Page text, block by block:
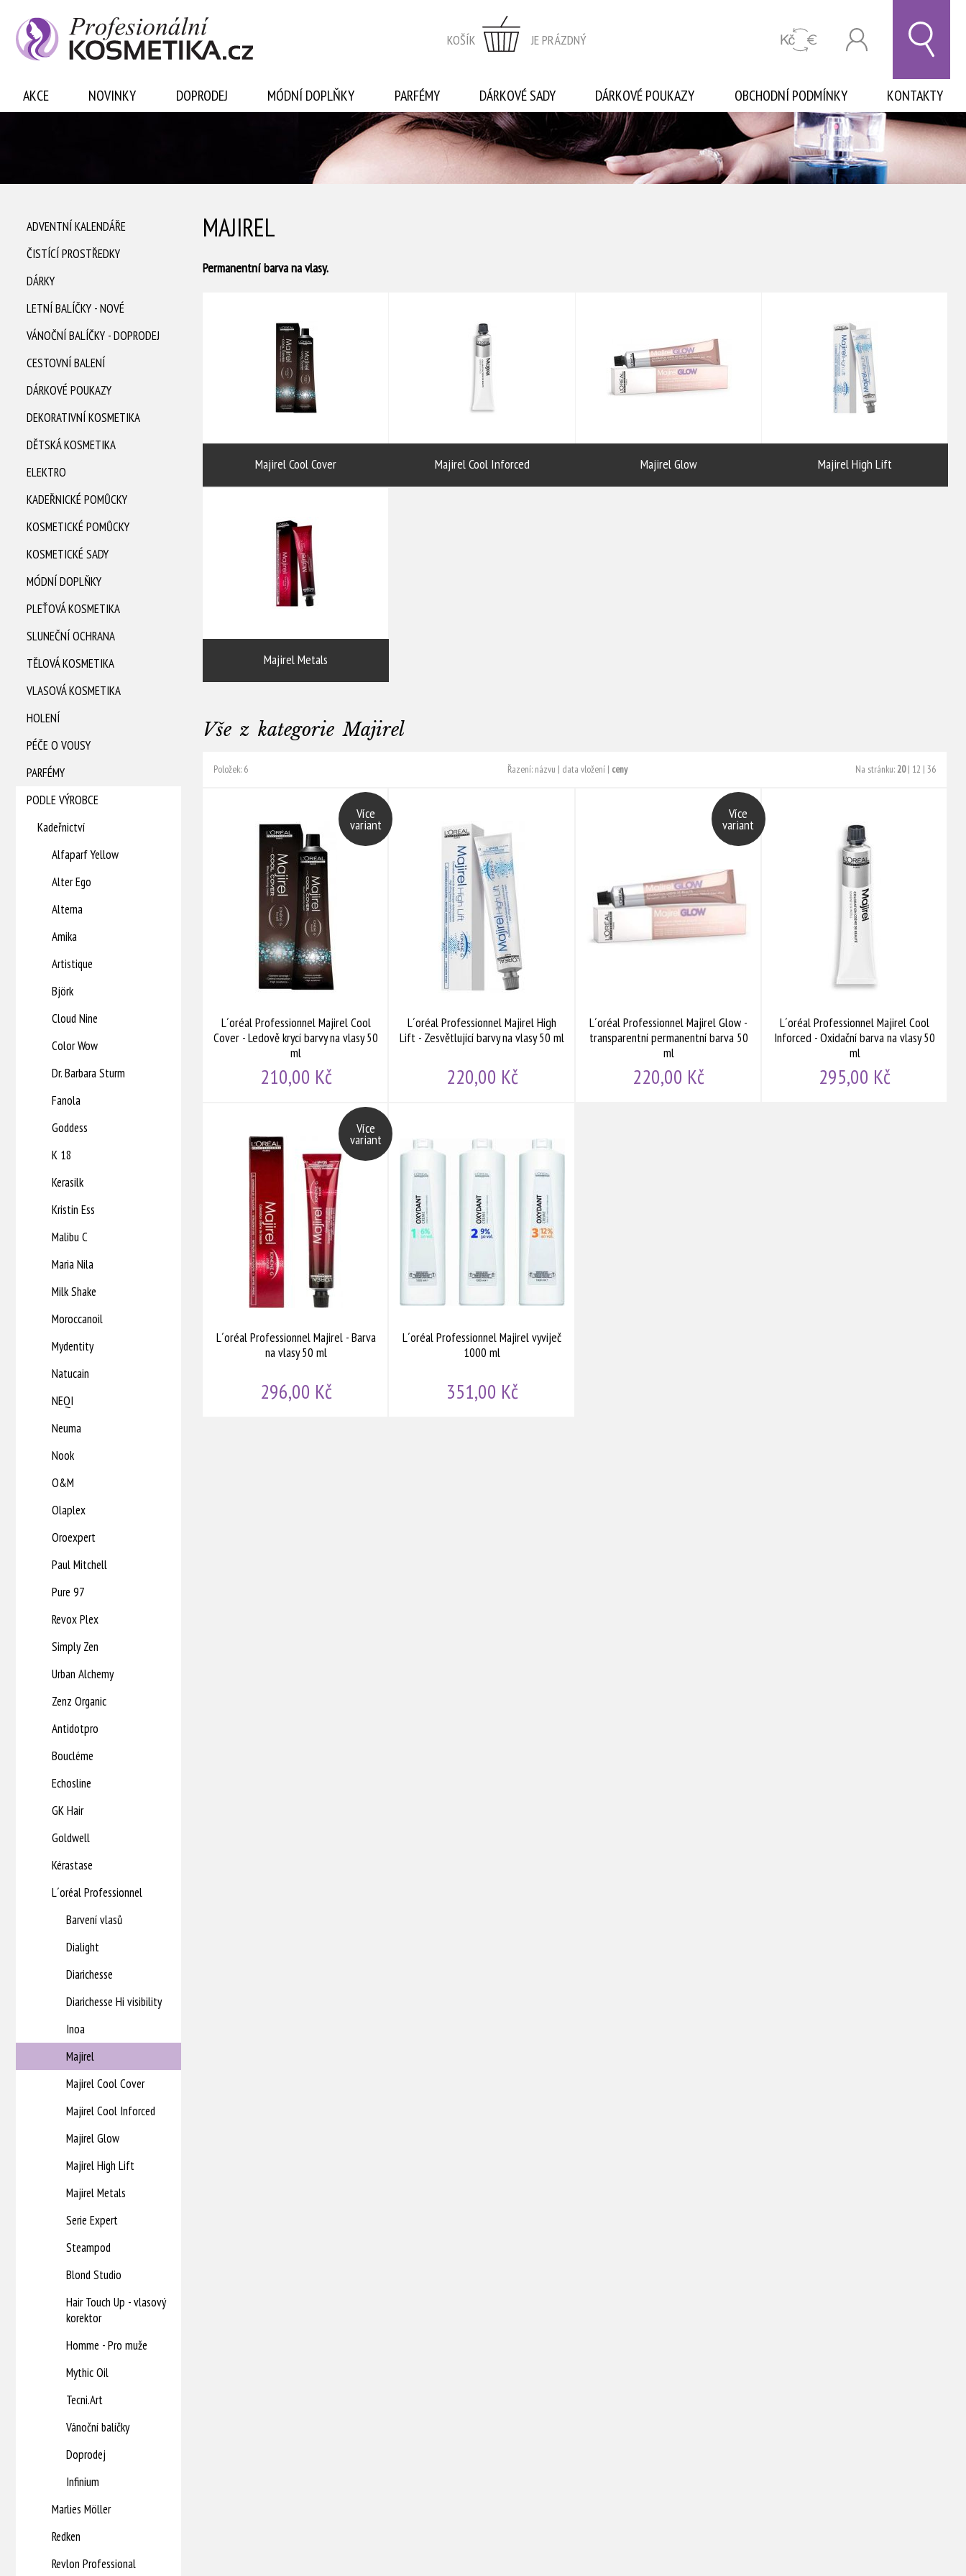
KOŠÍK JE PRÁZDNÝ
AKCE NOVINKY DOPRODEJ MÓDNÍ DOPLŇKY PARFÉMY DÁRKOVÉ SADY DÁRKOVÉ POUKAZY OBCHODNÍ PODMÍNKY KONTAKTY
ADVENTNÍ KALENDÁŘE
ČISTÍCÍ PROSTŘEDKY
DÁRKY
LETNÍ BALÍČKY - NOVÉ
VÁNOČNÍ BALÍČKY - DOPRODEJ
CESTOVNÍ BALENÍ
DÁRKOVÉ POUKAZY
DEKORATIVNÍ KOSMETIKA
DĚTSKÁ KOSMETIKA
ELEKTRO
KADEŘNICKÉ POMŮCKY
KOSMETICKÉ POMŮCKY
KOSMETICKÉ SADY
MÓDNÍ DOPLŇKY
PLEŤOVÁ KOSMETIKA
SLUNEČNÍ OCHRANA
TĚLOVÁ KOSMETIKA
VLASOVÁ KOSMETIKA
HOLENÍ
PÉČE O VOUSY
PARFÉMY
PODLE VÝROBCE
Kadeřnictví
Alfaparf Yellow
Alter Ego
Alterna
Amika
Artistique
Björk
Cloud Nine
Color Wow
Dr. Barbara Sturm
Fanola
Goddess
K 18
Kerasilk
Kristin Ess
Malibu C
Maria Nila
Milk Shake
Moroccanoil
Mydentity
Natucain
NEQI
Neuma
Nook
O&M
Olaplex
Oroexpert
Paul Mitchell
Pure 97
Revox Plex
Simply Zen
Urban Alchemy
Zenz Organic
Antidotpro
Boucléme
Echosline
GK Hair
Goldwell
Kérastase
L´oréal Professionnel
Barvení vlasů
Dialight
Diarichesse
Diarichesse Hi visibility
Inoa
Majirel
Majirel Cool Cover
Majirel Cool Inforced
Majirel Glow
Majirel High Lift
Majirel Metals
Serie Expert
Steampod
Blond Studio
Hair Touch Up - vlasový
korektor
Homme - Pro muže
Mythic Oil
Tecni.Art
Vánoční balíčky
Doprodej
Infinium
Marlies Möller
Redken
Revlon Professional
MAJIREL
Permanentní barva na vlasy.
Majirel Cool Cover Majirel Cool Inforced Majirel Glow Majirel High Lift
Majirel Metals
Vše z kategorie Majirel
Položek: 6 Řazení: názvu | data vložení| ceny Na stránku:20| 12 | 36
L´oréal Professionnel Majirel Cool
Cover - Ledově krycí barvy na vlasy 50
ml
210,00 Kč
Více
variant
L´oréal Professionnel Majirel High
Lift - Zesvětlující barvy na vlasy 50 ml
220,00 Kč
L´oréal Professionnel Majirel Glow -
transparentní permanentní barva 50
ml
220,00 Kč
Více
variant
L´oréal Professionnel Majirel Cool
Inforced - Oxidační barva na vlasy 50
ml
295,00 Kč
L´oréal Professionnel Majirel - Barva
na vlasy 50 ml
296,00 Kč
Více
variant
L´oréal Professionnel Majirel vyviječ
1000 ml
351,00 Kč